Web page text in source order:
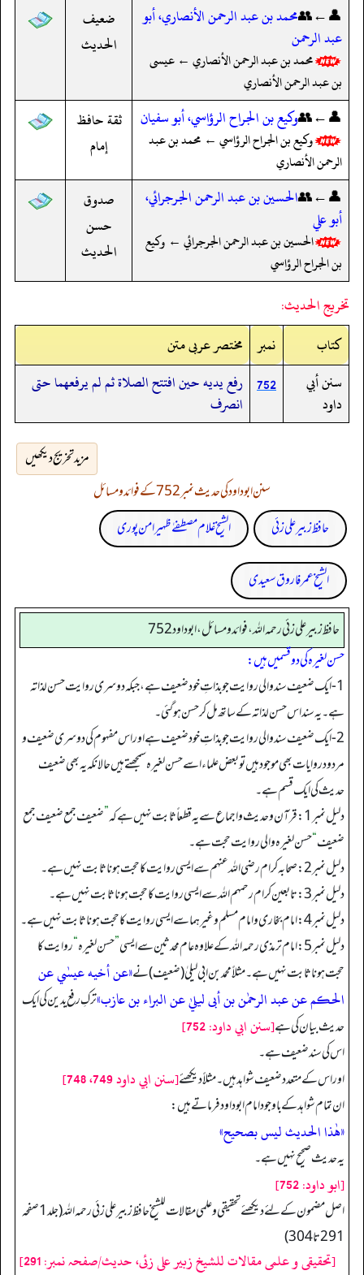
👤←👥محمد بن عبد الرحمن الأنصاري، أبو
عبد الرحمن
محمد بن عبد الرحمن الأنصاري ← عيسى
بن عبد الرحمن الأنصاري
ضعيف
الحديث
👤←👥وكيع بن الجراح الرؤاسي، أبو سفيان
وكيع بن الجراح الرؤاسي ← محمد بن عبد
الرحمن الأنصاري
ثقة حافظ
إمام
👤←👥الحسين بن عبد الرحمن الجرجرائي،
أبو علي
الحسين بن عبد الرحمن الجرجرائي ← وكيع
بن الجراح الرؤاسي
صدوق
حسن
الحديث
تخريج الحديث:
کتاب
نمبر مختصر عربی متن
سنن أبي
داود
752 رفع يديه حين افتتح الصلاة ثم لم يرفعهما حتى
انصرف
مزید تخریج دیکھیں
سنن ابوداود کی حدیث نمبر 752 کے فوائد و مسائل
حافظ زبیر علی زئی
الشیخ غلام مصطفےٰ ظہیر امن پوری
الشیخ عمر فاروق سعیدی
حافظ زبير على زئي رحمه الله، فوائد و مسائل، ابوداود752
حسن لغیرہ کی دو قسمیں ہیں:
1- ایک ضعیف سند والی روایت جو بذاتِ خود ضعیف ہے، جبکہ دوسری روایت حسن لذاتہ
ہے۔ یہ سند اس حسن لذاتہ کے ساتھ مل کر حسن ہو گئی۔
2- ایک ضعیف سند والی روایت جو بذاتِ خود ضعیف ہے اور اس مفہوم کی دوسری ضعیف و
مردود روایات بھی موجود ہیں تو بعض علماء اسے حسن لغیر ہ سمجھتے ہیں حالانکہ یہ بھی ضعیف
حدیث کی ایک قسم ہے۔
دلیل نمبر 1: قرآن و حدیث و اجماع سے یہ قطعاً ثابت نہیں ہے کہ
”ضعیف جمع ضعیف جمع
ضعیف“حسن لغیرہ والی روایت حجت ہے۔
دلیل نمبر 2: صحابہ کرام رضی اللہ عنہم سے ایسی روایت کا حجت ہونا ثابت نہیں ہے۔
دلیل نمبر 3: تابعین کرام رحمہم اللہ سے ایسی روایت کا حجت ہونا ثابت نہیں ہے۔
دلیل نمبر 4: امام بخاری و امام مسلم وغیرہما سے ایسی روایت کا حجت ہونا ثابت نہیں ہے۔
دلیل نمبر5: امام ترمذی رحمہ اللہ کے علاوہ عام محدثین سے ایسی
”حسن لغیرہ“روایت کا
حجت ہونا ثابت نہیں ہے۔ مثلاً محمد بن ابی لیلیٰ (ضعیف) نے«عن أخيه عيسٰي عن
الحكم عن عبد الرحمٰن بن أبى ليليٰ عن البراء بن عازب»ترکِ رفع یدین کی ایک
حدیث بیان کی ہے[سنن ابي داود: 752]
اس کی سند ضعیف ہے۔
اور اس کے متعدد ضعیف شواہد ہیں۔ مثلاً دیکھئے[سنن ابي داود 749، 748]
ان تمام شواہد کے باوجو د امام ابوداود فرماتے ہیں:
«هٰذا الحديث ليس بصحيح»
یہ حدیث صحیح نہیں ہے۔
[ابو داود: 752]
اصل مضمون کے لئے دیکھئے تحقیقی و علمی مقالات للشیخ حافظ زبیر علی زئی رحمہ اللہ (جلد 1 صفحہ
291 تا 304)
[تحقیقی و علمی مقالات للشیخ زبیر علی زئی، حدیث/صفحہ نمبر: 291]